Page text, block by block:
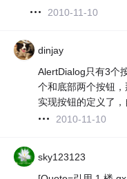
2010-11-10
dinjay
AlertDialog只有3个
个和底部两个按钮
实现按钮的定义了，
2010-11-10
sky123123